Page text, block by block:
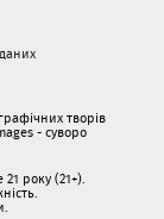
творів
- суворо
року (21+).